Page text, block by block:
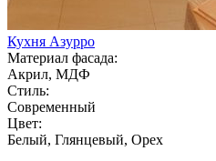
Кухня Азурро
Материал фасада:
Акрил, МДФ
Стиль:
Современный
Цвет:
Белый, Глянцевый, Орех